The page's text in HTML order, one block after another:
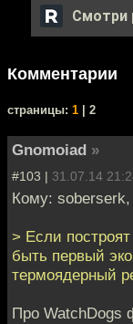
Смотри
Комментарии
cтраницы: 1 | 2
Gnomoiad »
#103 | 31.07.14
Кому: soberserk,
> Если
быть первый
термоядерный
Про WatchDogs